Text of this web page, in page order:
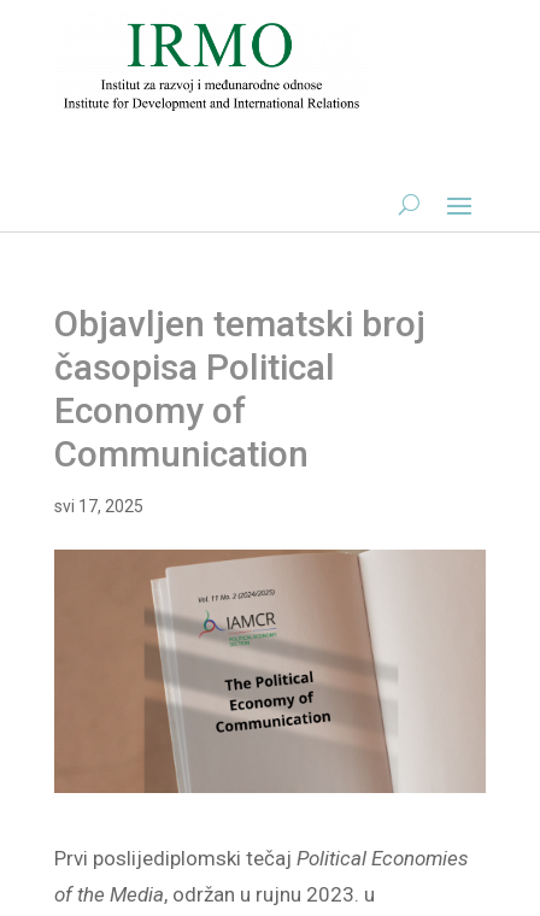
Objavljen tematski broj
časopisa Political
Economy of
Communication
svi 17, 2025
Prvi poslijediplomski tečaj Political Economies
of the Media, održan u rujnu 2023. u